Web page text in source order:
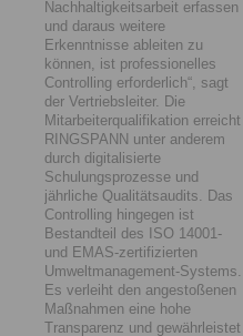
Nachhaltigkeitsarbeit erfassen
und daraus weitere
Erkenntnisse ableiten zu
können, ist professionelles
Controlling erforderlich“, sagt
der Vertriebsleiter. Die
Mitarbeiterqualifikation erreicht
RINGSPANN unter anderem
durch digitalisierte
Schulungsprozesse und
jährliche Qualitätsaudits. Das
Controlling hingegen ist
Bestandteil des ISO 14001-
und EMAS-zertifizierten
Umweltmanagement-Systems.
Es verleiht den angestoßenen
Maßnahmen eine hohe
Transparenz und gewährleistet